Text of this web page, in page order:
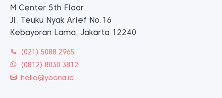
M Center 5th Floor
Jl. Teuku Nyak Arief No.16
Kebayoran Lama, Jakarta 12240
(021) 5088 2965
(0812) 8030 3812
hello@yoona.id